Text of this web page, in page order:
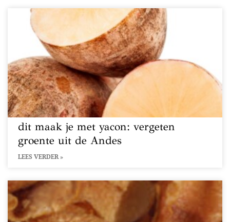
dit maak je met yacon: vergeten
groente uit de Andes
LEES VERDER »